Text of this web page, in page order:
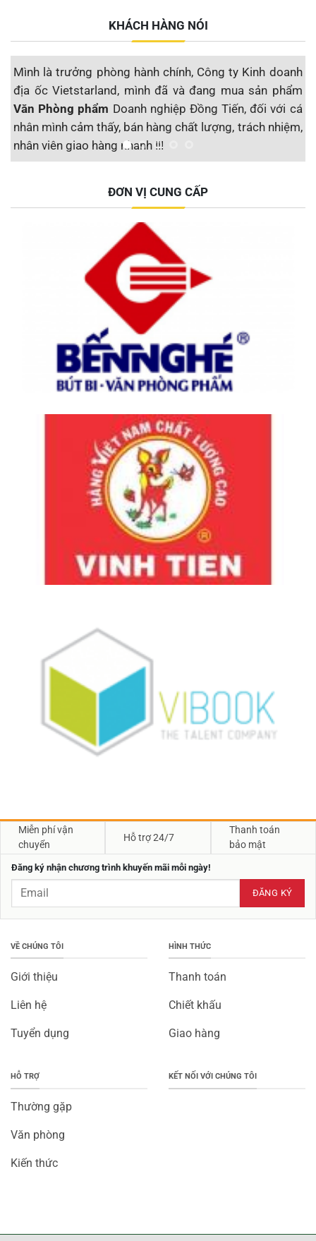
KHÁCH HÀNG NÓI
Mình là trưởng phòng hành chính, Công ty Kinh doanh
địa ốc Vietstarland, mình đã và đang mua sản phẩm
Văn Phòng phẩm Doanh nghiệp Đồng Tiến, đối với cá
nhân mình cảm thấy, bán hàng chất lượng, trách nhiệm,
nhân viên giao hàng nhanh !!!
ĐƠN VỊ CUNG CẤP
Miễn phí vận
chuyển
Hỗ trợ 24/7
Thanh toán
bảo mật
Đăng ký nhận chương trình khuyến mãi mỗi ngày!
VỀ CHÚNG TÔI
Giới thiệu
Liên hệ
Tuyển dụng
HÌNH THỨC
Thanh toán
Chiết khấu
Giao hàng
HỖ TRỢ
Thường gặp
Văn phòng
Kiến thức
KẾT NỐI VỚI CHÚNG TÔI